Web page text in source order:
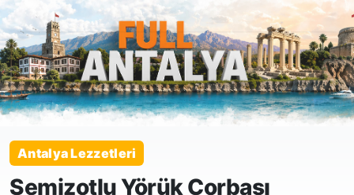
Antalya Lezzetleri
Semizotlu Yörük Çorbası